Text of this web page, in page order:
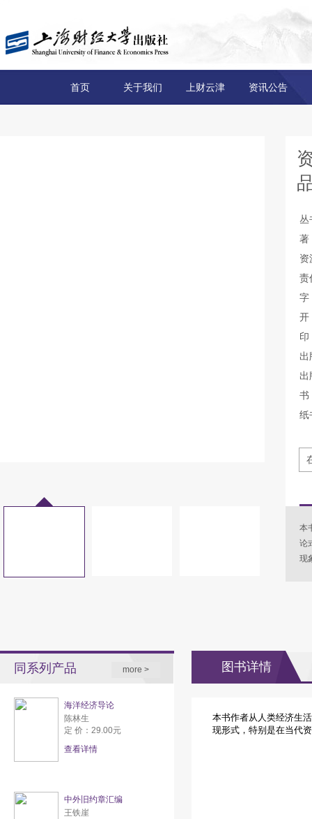
首页 关于我们 上财云津 资讯公告
丛
著
资
责
出
出
纸
本
论
现
同系列产品 more >
海洋经济导论
陈林生
定 价：29.00元
查看详情
中外旧约章汇编
王铁崖
图书详情
本书作者从人类经济生
现形式，特别是在当代